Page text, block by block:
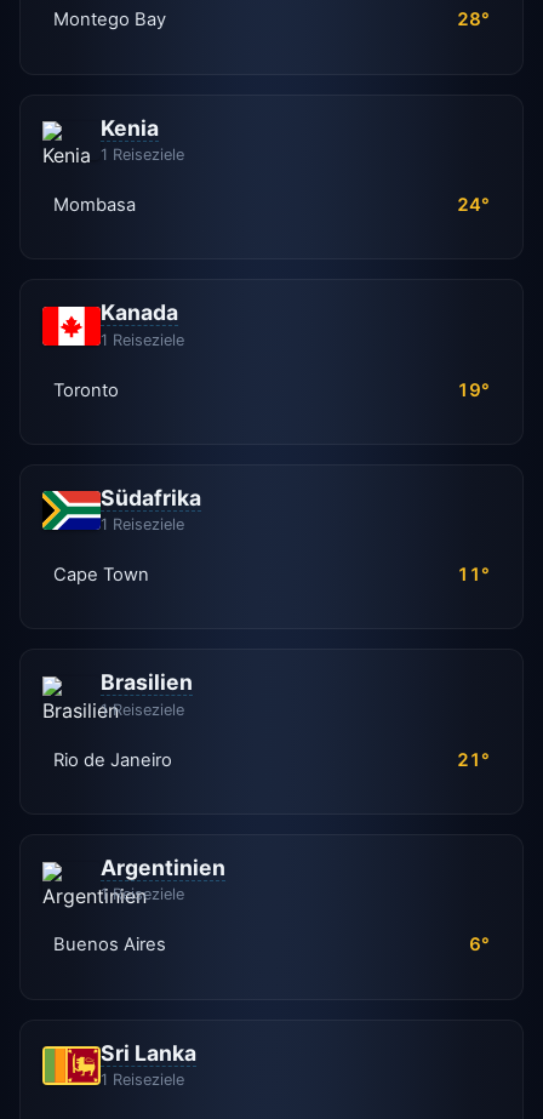
Montego Bay 28°
Kenia
1 Reiseziele
Mombasa 24°
Kanada
1 Reiseziele
Toronto 19°
Südafrika
1 Reiseziele
Cape Town 11°
Brasilien
1 Reiseziele
Rio de Janeiro 21°
Argentinien
1 Reiseziele
Buenos Aires 6°
Sri Lanka
1 Reiseziele